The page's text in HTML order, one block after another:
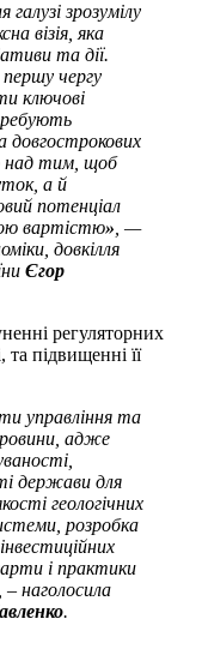
зрозумілу
візія, яка
та дії.
чергу
ключові
довгострокових
над тим, щоб
а й
потенціал
вартістю» , —
довкілля
Єгор
регуляторних
підвищенні її
управління та
адже
держави для
геологічних
розробка
і практики
, – наголосила
.